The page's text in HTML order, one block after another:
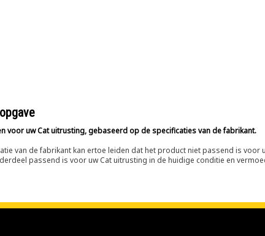
voor uw Cat uitrusting, gebaseerd op de specificaties van de fabrikant.
van de fabrikant kan ertoe leiden dat het product niet passend is
passend is voor uw Cat uitrusting in de huidige conditie en